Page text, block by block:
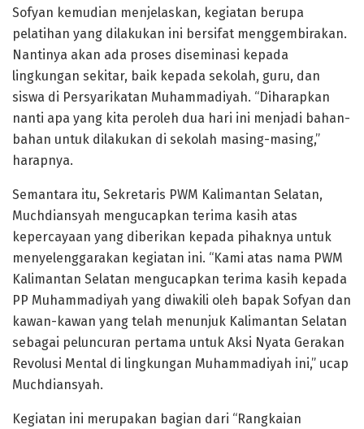
Sofyan kemudian menjelaskan, kegiatan berupa
pelatihan yang dilakukan ini bersifat menggembirakan.
Nantinya akan ada proses diseminasi kepada
lingkungan sekitar, baik kepada sekolah, guru, dan
siswa di Persyarikatan Muhammadiyah. “Diharapkan
nanti apa yang kita peroleh dua hari ini menjadi bahan-
bahan untuk dilakukan di sekolah masing-masing,”
harapnya.
Semantara itu, Sekretaris PWM Kalimantan Selatan,
Muchdiansyah mengucapkan terima kasih atas
kepercayaan yang diberikan kepada pihaknya untuk
menyelenggarakan kegiatan ini. “Kami atas nama PWM
Kalimantan Selatan mengucapkan terima kasih kepada
PP Muhammadiyah yang diwakili oleh bapak Sofyan dan
kawan-kawan yang telah menunjuk Kalimantan Selatan
sebagai peluncuran pertama untuk Aksi Nyata Gerakan
Revolusi Mental di lingkungan Muhammadiyah ini,” ucap
Muchdiansyah.
Kegiatan ini merupakan bagian dari “Rangkaian